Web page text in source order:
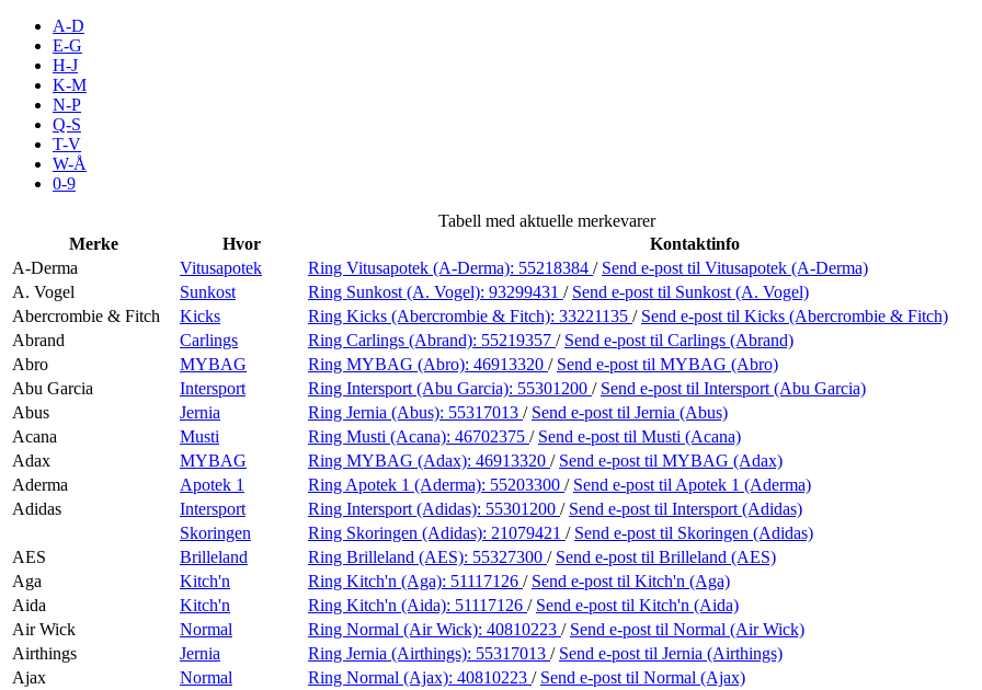
Inspirasjon
Åpningstider
Praktisk informasjon
Ledige stillinger
A-D
E-G
H-J
K-M
N-P
Q-S
T-V
W-Å
0-9
Tabell med aktuelle merkevarer
Merke
Hvor
Kontaktinfo
A-Derma
Vitusapotek Ring Vitusapotek (A-Derma): 55218384 / Send e-post til Vitusapotek (A-Derma)
A. Vogel
Sunkost Ring Sunkost (A. Vogel): 93299431 / Send e-post til Sunkost (A. Vogel)
Abercrombie & Fitch
Kicks Ring Kicks (Abercrombie & Fitch): 33221135 / Send e-post til Kicks (Abercrombie & Fitch)
Abrand
Carlings Ring Carlings (Abrand): 55219357 / Send e-post til Carlings (Abrand)
Abro
MYBAG Ring MYBAG (Abro): 46913320 / Send e-post til MYBAG (Abro)
Abu Garcia
Intersport Ring Intersport (Abu Garcia): 55301200 / Send e-post til Intersport (Abu Garcia)
Abus
Jernia Ring Jernia (Abus): 55317013 / Send e-post til Jernia (Abus)
Acana
Musti Ring Musti (Acana): 46702375 / Send e-post til Musti (Acana)
Adax
MYBAG Ring MYBAG (Adax): 46913320 / Send e-post til MYBAG (Adax)
Aderma
Apotek 1 Ring Apotek 1 (Aderma): 55203300 / Send e-post til Apotek 1 (Aderma)
Adidas
Intersport Ring Intersport (Adidas): 55301200 / Send e-post til Intersport (Adidas)
Skoringen
Ring Skoringen (Adidas): 21079421 / Send e-post til Skoringen (Adidas)
AES
Brilleland Ring Brilleland (AES): 55327300 / Send e-post til Brilleland (AES)
Aga
Kitch'n Ring Kitch'n (Aga): 51117126 / Send e-post til Kitch'n (Aga)
Aida
Kitch'n Ring Kitch'n (Aida): 51117126 / Send e-post til Kitch'n (Aida)
Air Wick
Normal Ring Normal (Air Wick): 40810223 / Send e-post til Normal (Air Wick)
Airthings
Jernia Ring Jernia (Airthings): 55317013 / Send e-post til Jernia (Airthings)
Ajax
Normal Ring Normal (Ajax): 40810223 / Send e-post til Normal (Ajax)